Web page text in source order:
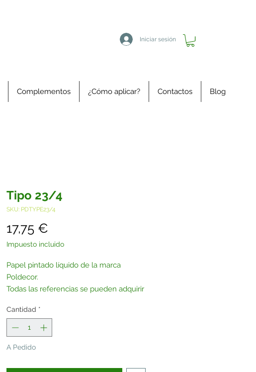
Iniciar sesión
Complementos ¿Cómo aplicar? Contactos Blog
Tipo 23/4
SKU: PDTYPE23/4
17,75 €
Impuesto incluido
Papel pintado líquido de la marca
Poldecor.
Todas las referencias se pueden adquirir
Contáctenos
Cantidad *
A Pedido